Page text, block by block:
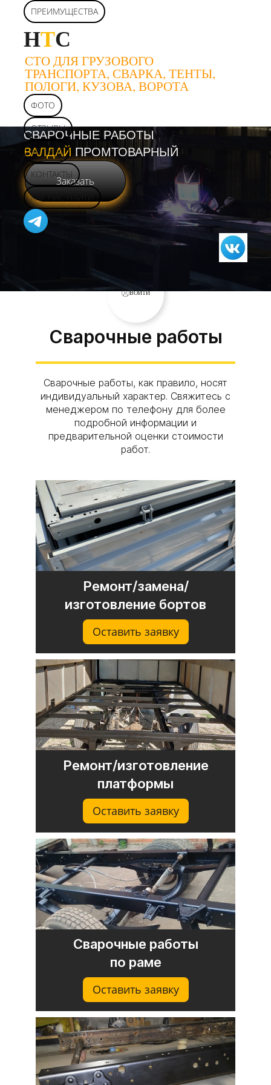
ПРЕИМУЩЕСТВА
НТС
СТО ДЛЯ ГРУЗОВОГО
ТРАНСПОРТА, СВАРКА, ТЕНТЫ,
ПОЛОГИ, КУЗОВА, ВОРОТА
ФОТО
ОТЗЫВЫ
УСЛУГИ
КОНТАКТЫ
КАК НАС НАЙТИ
ВОЙТИ
СВАРОЧНЫЕ РАБОТЫ
ВАЛДАЙ ПРОМТОВАРНЫЙ
Заказать
Сварочные работы
Сварочные работы, как правило, носят
индивидуальный характер. Свяжитесь с
менеджером по телефону для более
подробной информации и
предварительной оценки стоимости
работ.
Ремонт/замена/
изготовление бортов
Оставить заявку
Ремонт/изготовление
платформы
Оставить заявку
Сварочные работы
по раме
Оставить заявку